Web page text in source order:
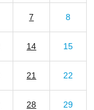
7 8
14 15
21 22
28 29